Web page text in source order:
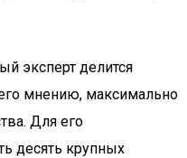
эксперт делится
мнению, максимально
Для его
десять крупных